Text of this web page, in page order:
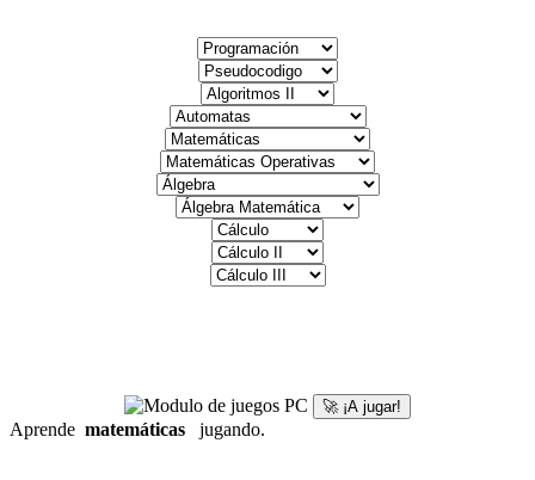
🚀 ¡A jugar!
Aprende matemáticas jugando.